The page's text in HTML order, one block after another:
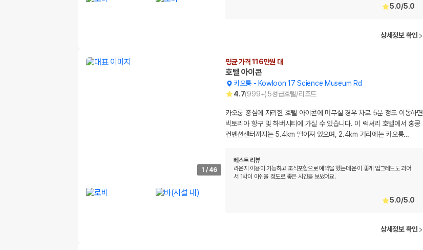
5.0/5.0
상세정보 확인
1 / 46
평균 가격 116만원 대
호텔 아이콘
카오룽 - Kowloon 17 Science Museum Rd
4.7(999+)5성급호텔/리조트
카오룽 중심에 자리한 호텔 아이콘에 머무실 경우 차로 5분 정도 이동하면
빅토리아 항구 및 하버시티에 가실 수 있습니다. 이 럭셔리 호텔에서 홍콩
컨벤션센터까지는 5.4km 떨어져 있으며, 2.4km 거리에는 카오룽…
베스트 리뷰
라운지 이용이 가능하고 조식포함으로 예약을 했는데 운이 좋게 업그레드도 괴어
서 1박이 아쉬울 정도로 좋은 시간을 보냈어요.
5.0/5.0
상세정보 확인